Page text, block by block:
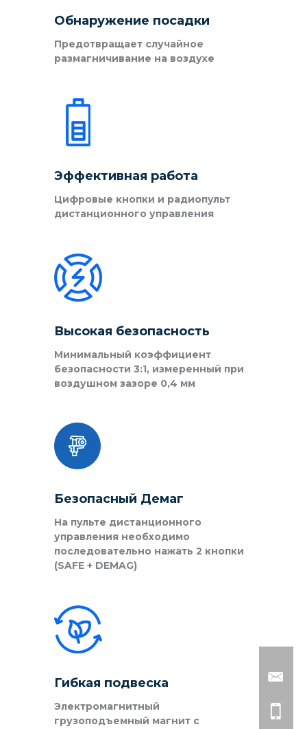
Обнаружение посадки
Предотвращает случайное
размагничивание на воздухе
Эффективная работа
Цифровые кнопки и радиопульт
дистанционного управления
Высокая безопасность
Минимальный коэффициент
безопасности 3:1, измеренный при
воздушном зазоре 0,4 мм
Безопасный Демаг
На пульте дистанционного
управления необходимо
последовательно нажать 2 кнопки
(SAFE + DEMAG)
Гибкая подвеска
Электромагнитный
грузоподъемный магнит с